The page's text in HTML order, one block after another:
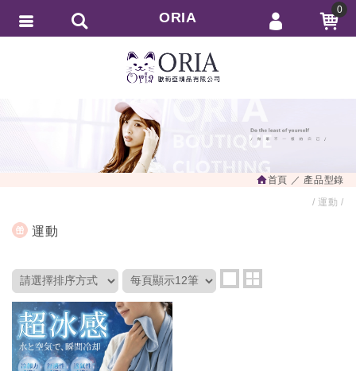
首頁
產品型錄
運動
運動
ORIA 0
會員登入
會員註冊
訂單查詢
繁體中文